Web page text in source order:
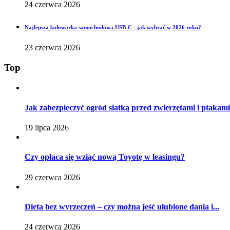
24 czerwca 2026
Najlepsza ładowarka samochodowa USB-C - jak wybrać w 2026 roku?
23 czerwca 2026
Top
Jak zabezpieczyć ogród siatką przed zwierzętami i
19 lipca 2026
Czy opłaca się wziąć nową Toyotę w leasingu?
29 czerwca 2026
Dieta bez wyrzeczeń – czy można jeść ulubione dania i...
24 czerwca 2026